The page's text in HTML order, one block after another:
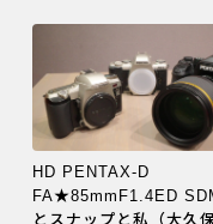
PENTAX K-3 Mark III
PENTAX 17
PENTAX Qシリーズ
PENTAX K-3 Mark III
HD PENTAX-D
FA★85mmF1.4ED
とスナップと私（大久保